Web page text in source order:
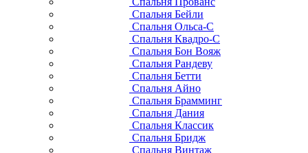
Спальня Бейли
Спальня Ольса-С
Спальня Квадро-С
Спальня Бон Вояж
Спальня Рандеву
Спальня Бетти
Спальня Айно
Спальня Брамминг
Спальня Дания
Спальня Классик
Спальня Бридж
Спальня Винтаж